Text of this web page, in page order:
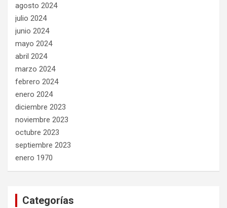
agosto 2024
julio 2024
junio 2024
mayo 2024
abril 2024
marzo 2024
febrero 2024
enero 2024
diciembre 2023
noviembre 2023
octubre 2023
septiembre 2023
enero 1970
Categorías